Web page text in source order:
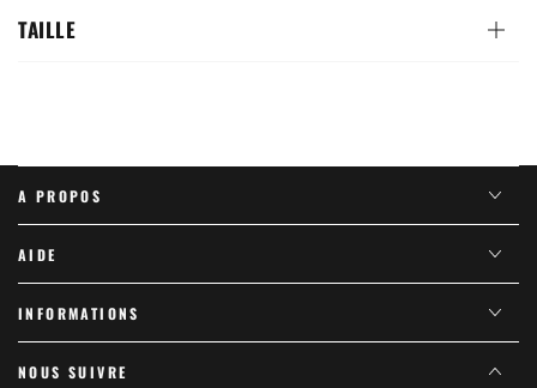
TAILLE
A PROPOS
AIDE
INFORMATIONS
NOUS SUIVRE